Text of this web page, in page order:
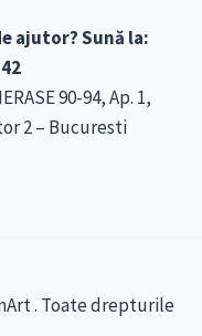
ajutor? Sună la:
90-94, Ap. 1,
2 – Bucuresti
. Toate drepturile